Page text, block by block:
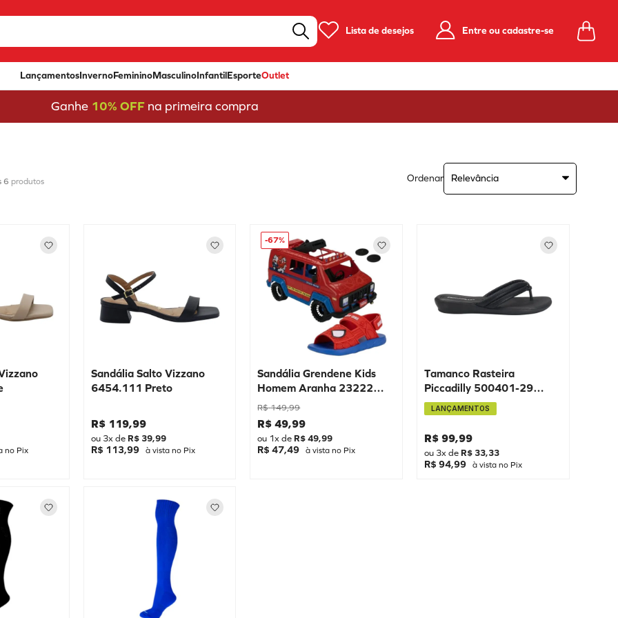
Lista de desejos Entre ou cadastre-se
LançamentosInvernoFemininoMasculinoInfantilEsporteOutlet
Ganhe 10% OFFna primeira compra
6 produtos Ordenar Relevância
no Pix
Sandália Salto Vizzano
6454.111 Preto
R$ 119,99
ou 3x de R$ 39,99
R$ 113,99 à vista no Pix
-67%
Sandália Grendene Kids
Homem Aranha 23222
Azul nº 23/24 29/30
31/32
R$ 149,99
R$ 49,99
ou 1x de R$ 49,99
R$ 47,49 à vista no Pix
Tamanco Rasteira
Piccadilly 500401-29
Preto
LANÇAMENTOS
R$ 99,99
ou 3x de R$ 33,33
R$ 94,99 à vista no Pix